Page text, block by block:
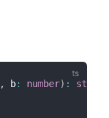
, b: number) :
string